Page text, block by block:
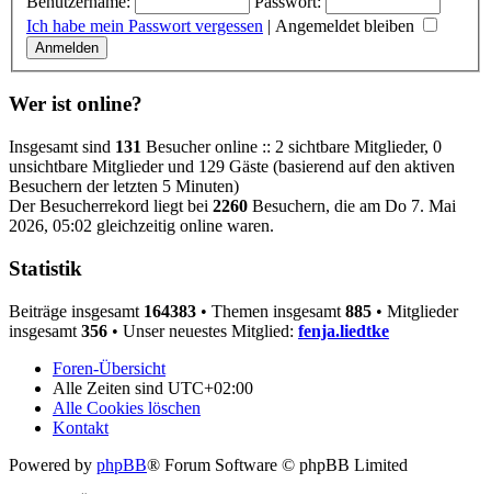
Ich habe mein Passwort vergessen | Angemeldet bleiben
Wer ist online?
Insgesamt sind 131 Besucher online :: 2 sichtbare Mitglieder, 0
unsichtbare Mitglieder und 129 Gäste (basierend auf den aktiven
Besuchern der letzten 5 Minuten)
Der Besucherrekord liegt bei 2260 Besuchern, die am Do 7. Mai
2026, 05:02 gleichzeitig online waren.
Statistik
Beiträge insgesamt 164383 • Themen insgesamt 885 • Mitglieder
insgesamt 356 • Unser neuestes Mitglied: fenja.liedtke
Foren-Übersicht
Alle Zeiten sind UTC+02:00
Alle Cookies löschen
Kontakt
Powered by phpBB® Forum Software © phpBB Limited